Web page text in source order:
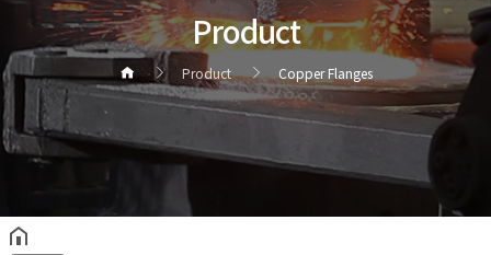
Product
Product Copper Flanges
헤더설정